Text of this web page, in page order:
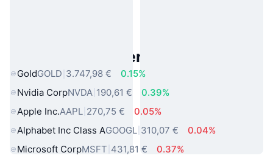
Beliebte reale Vermögenswerte
GoldGOLD 3.747,98 €
0.15%
Nvidia CorpNVDA 190,61 €
0.39%
Apple Inc.AAPL 270,75 €
0.05%
Alphabet Inc Class AGOOGL 310,07 €
0.04%
Microsoft CorpMSFT 431,81 €
0.37%